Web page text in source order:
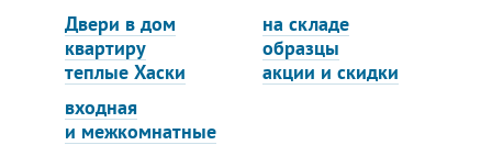
Двери в дом
квартиру
теплые Хаски
на складе
образцы
акции и скидки
входная
и межкомнатные